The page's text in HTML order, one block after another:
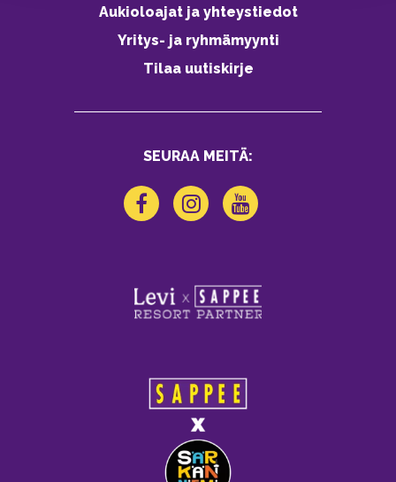
Aukioloajat ja yhteystiedot
Yritys- ja ryhmämyynti
Tilaa uutiskirje
SEURAA MEITÄ: